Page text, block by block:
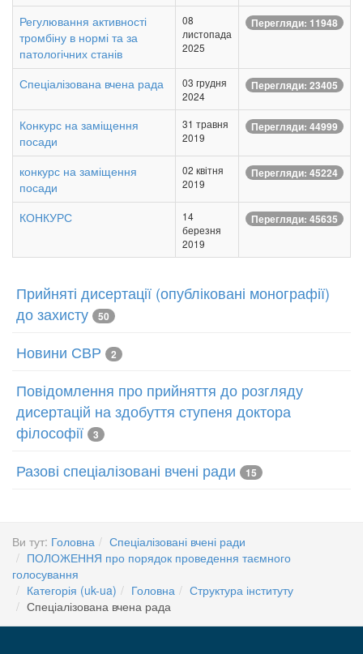
Регулювання активності
тромбіну в нормі та за
патологічних станів
08
листопада
2025
Перегляди: 11948
Спеціалізована вчена рада
03 грудня
2024
Перегляди: 23405
Конкурс на заміщення
посади
31 травня
2019
Перегляди: 44999
конкурс на заміщення
посади
02 квітня
2019
Перегляди: 45224
КОНКУРС
14
березня
2019
Перегляди: 45635
Прийняті дисертації (опубліковані монографії)
до захисту
50
Новини СВР 2
Повідомлення про прийняття до розгляду
дисертацій на здобуття ступеня доктора
філософії
3
Разові спеціалізовані вчені ради 15
Ви тут: Головна
Спеціалізовані вчені ради
ПОЛОЖЕННЯ про порядок проведення таємного
голосування
Категорія (uk-ua)
Головна
Структура інституту
Спеціалізована вчена рада